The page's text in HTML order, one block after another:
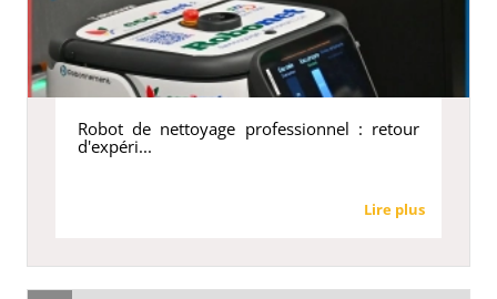
Robot de nettoyage professionnel : retour
d'expéri...
Lire plus